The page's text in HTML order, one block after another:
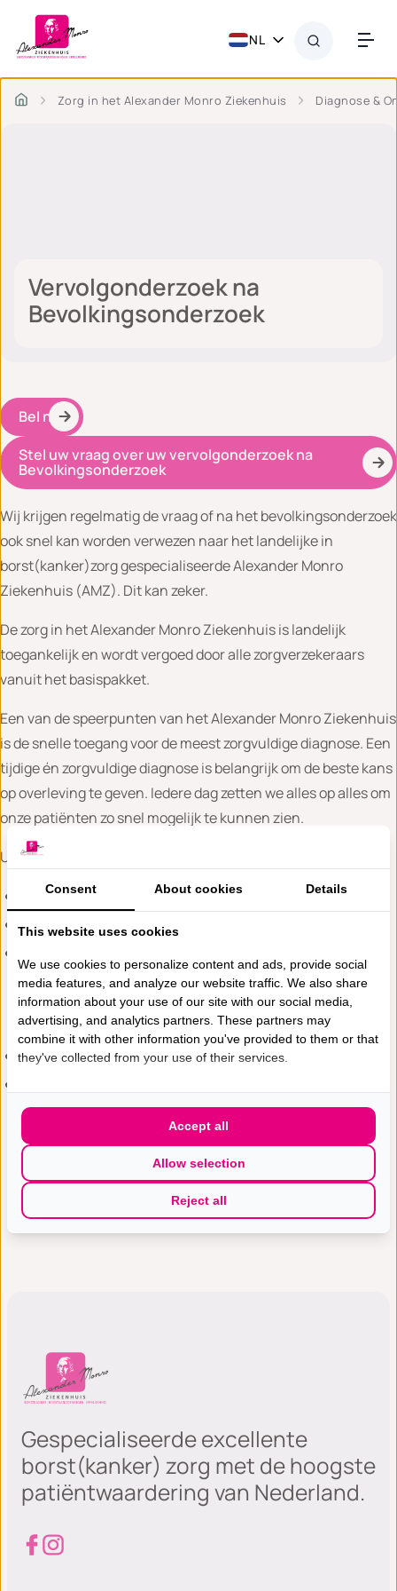
NL
Zorg in het Alexander Monro Ziekenhuis Diagnose &
Vervolgonderzoek na
Bevolkingsonderzoek
Bel nu
Stel uw vraag over uw vervolgonderzoek na
Bevolkingsonderzoek
Wij krijgen regelmatig de vraag of na het bevolkingsonderzoek
ook snel kan worden verwezen naar het landelijke in
borst(kanker)zorg gespecialiseerde Alexander Monro
Ziekenhuis (AMZ). Dit kan zeker.
De zorg in het Alexander Monro Ziekenhuis is landelijk
toegankelijk en wordt vergoed door alle zorgverzekeraars
vanuit het basispakket.
Een van de speerpunten van het Alexander Monro Ziekenhuis
is de snelle toegang voor de meest zorgvuldige diagnose. Een
tijdige én zorgvuldige diagnose is belangrijk om de beste kans
op overleving te geven. Iedere dag zetten we alles op alles om
onze patiënten zo snel mogelijk te kunnen zien.
U kunt onder andere bij ons terecht:
Direct na het bevolkingsonderzoek
Bij zorgen of een klacht van de borst
bevolkingsonderzoek (In dat geval kunt u met een
verwijzing voor een bevolkingsonderzoek terecht: let op;
dit wordt meegerekend met het eigen risico)
Voor een second opinion
Bevolkingsonderzoek in het AMZ
Erfelijkheidsonderzoek
Gespecialiseerde excellente
borst(kanker) zorg met de hoogste
patiëntwaardering van Nederland.
Consent About cookies Details
This website uses cookies
We use cookies to personalize content and ads, provide social
media features, and analyze our website traffic. We also share
information about your use of our site with our social media,
advertising, and analytics partners. These partners may
combine it with other information you've provided to them or that
they've collected from your use of their services.
Reject all
Allow selection
Accept all